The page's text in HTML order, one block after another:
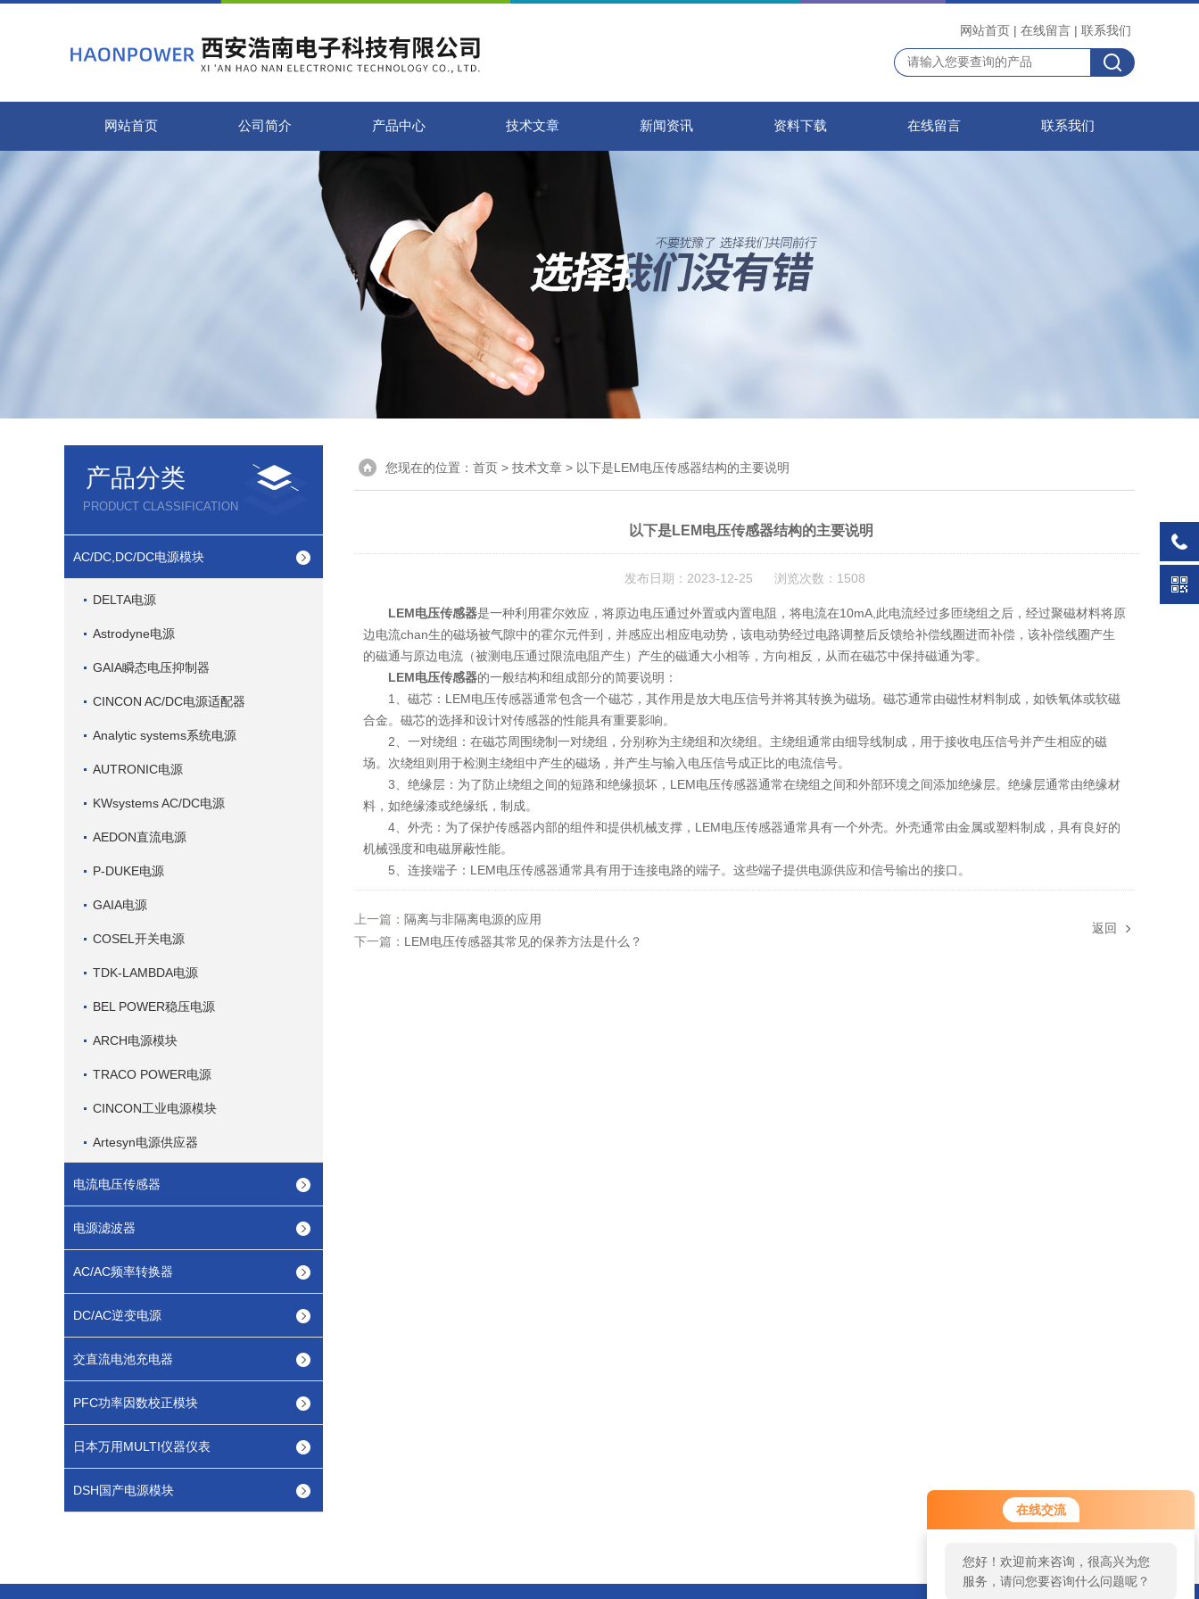
在线交流
您好！欢迎前来咨询，很高兴为您
服务，请问您要咨询什么问题呢？
网站首页 | 在线留言 | 联系我们
网站首页 公司简介 产品中心 技术文章 新闻资讯 资料下载 在线留言 联系我们
产品分类
PRODUCT CLASSIFICATION
AC/DC,DC/DC电源模块
DELTA电源
Astrodyne电源
GAIA瞬态电压抑制器
CINCON AC/DC电源适配器
Analytic systems系统电源
AUTRONIC电源
KWsystems AC/DC电源
AEDON直流电源
P-DUKE电源
GAIA电源
COSEL开关电源
TDK-LAMBDA电源
BEL POWER稳压电源
ARCH电源模块
TRACO POWER电源
CINCON工业电源模块
Artesyn电源供应器
电流电压传感器
电源滤波器
AC/AC频率转换器
DC/AC逆变电源
交直流电池充电器
PFC功率因数校正模块
日本万用MULTI仪器仪表
DSH国产电源模块
您现在的位置： 首页 > 技术文章 > 以下是LEM电压传感器结构的主要说明
以下是LEM电压传感器结构的主要说明
发布日期：2023-12-25 浏览次数：1508
LEM电压传感器是一种利用霍尔效应，将原边电压通过外置或内置电阻，将电流在10mA,此电流经过多匝绕组之后，经过聚磁材料将原
边电流chan生的磁场被气隙中的霍尔元件到，并感应出相应电动势，该电动势经过电路调整后反馈给补偿线圈进而补偿，该补偿线圈产生
的磁通与原边电流（被测电压通过限流电阻产生）产生的磁通大小相等，方向相反，从而在磁芯中保持磁通为零。
LEM电压传感器的一般结构和组成部分的简要说明：
1、磁芯：LEM电压传感器通常包含一个磁芯，其作用是放大电压信号并将其转换为磁场。磁芯通常由磁性材料制成，如铁氧体或软磁
合金。磁芯的选择和设计对传感器的性能具有重要影响。
2、一对绕组：在磁芯周围绕制一对绕组，分别称为主绕组和次绕组。主绕组通常由细导线制成，用于接收电压信号并产生相应的磁
场。次绕组则用于检测主绕组中产生的磁场，并产生与输入电压信号成正比的电流信号。
3、绝缘层：为了防止绕组之间的短路和绝缘损坏，LEM电压传感器通常在绕组之间和外部环境之间添加绝缘层。绝缘层通常由绝缘材
料，如绝缘漆或绝缘纸，制成。
4、外壳：为了保护传感器内部的组件和提供机械支撑，LEM电压传感器通常具有一个外壳。外壳通常由金属或塑料制成，具有良好的
机械强度和电磁屏蔽性能。
5、连接端子：LEM电压传感器通常具有用于连接电路的端子。这些端子提供电源供应和信号输出的接口。
上一篇： 隔离与非隔离电源的应用
下一篇： LEM电压传感器其常见的保养方法是什么？
返回